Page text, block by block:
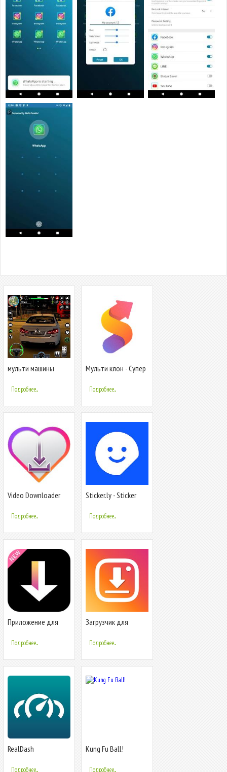
мульти машины
Подробнее...
Мульти клон - Супер
аккаунта
Подробнее...
Video Downloader
Подробнее...
Sticker.ly - Sticker
Status Video
Подробнее...
Приложение для
для Tik Tok
Подробнее...
Загрузчик для
Мульти-аккаунты
Подробнее...
RealDash
Подробнее...
Kung Fu Ball!
Подробнее...